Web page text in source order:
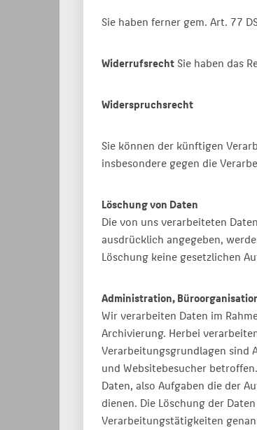
Sie haben ferner gem. Art. 77
WiderrufsrechtSie haben das
Widerspruchsrecht
Sie können der künftigen
insbesondere gegen die
Löschung von Daten
Die von uns verarbeiteten
ausdrücklich angegeben,
Löschung keine gesetzlichen
Administration,
Wir verarbeiten Daten im
Archivierung. Herbei
Verarbeitungsgrundlagen sind
und Websitebesucher
Daten, also Aufgaben die der
dienen. Die Löschung der
Verarbeitungstätigkeiten